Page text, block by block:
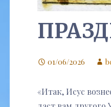
01/06/2026
«Итак, Исус